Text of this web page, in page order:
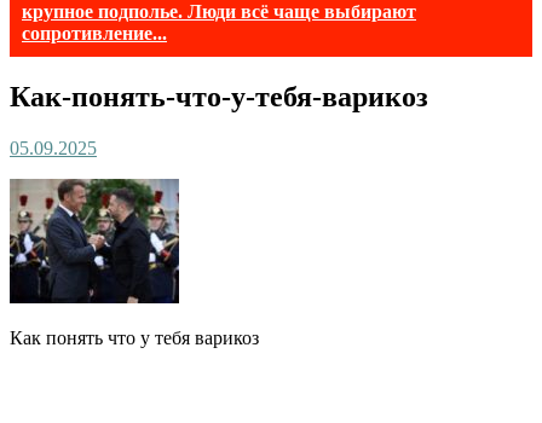
крупное подполье. Люди всё чаще выбирают
сопротивление...
Как-понять-что-у-тебя-варикоз
05.09.2025
Как понять что у тебя варикоз